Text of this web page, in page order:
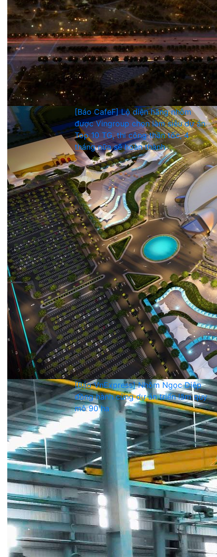
[Báo CafeF] Lộ diện hãng nhôm
được Vingroup chọn làm siêu dự án
Top 10 TG, thi công thần tốc, 4
tháng nữa sẽ hoàn thành
[Báo VnExpress] Nhôm Ngọc Diệp
đồng hành cùng dự án triển lãm quy
mô 90 ha